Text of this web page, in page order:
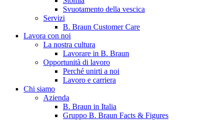
B. Braun in Italia
Scopri chi siamo ed entra nel mondo di B. Braun in Italia: 4
sedi, 4 aziende, più di 700 dipendenti e un Centro di
Eccellenza a livello globale.
Svuotamento della vescica
Servizi
B. Braun Customer Care
Lavora con noi
La nostra cultura
Lavorare in B. Braun
Opportunità di lavoro
Perché unirti a noi
Lavoro e carriera
Chi siamo
Azienda
B. Braun in Italia
Gruppo B. Braun Facts & Figures